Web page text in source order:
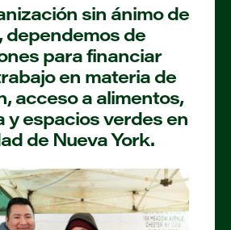
sin ánimo de
dependemos de
para financiar
en materia de
acceso a alimentos,
y espacios verdes en
de Nueva York.